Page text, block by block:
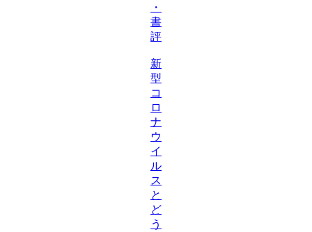
・
書
評
新
型
コ
ロ
ナ
ウ
イ
ル
ス
と
ど
う